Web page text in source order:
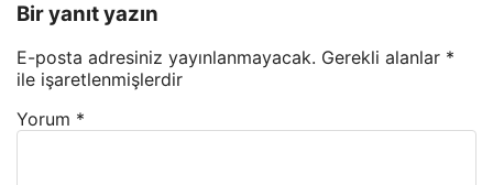
Bir yanıt yazın
E-posta adresiniz yayınlanmayacak. Gerekli alanlar *
ile işaretlenmişlerdir
Yorum *